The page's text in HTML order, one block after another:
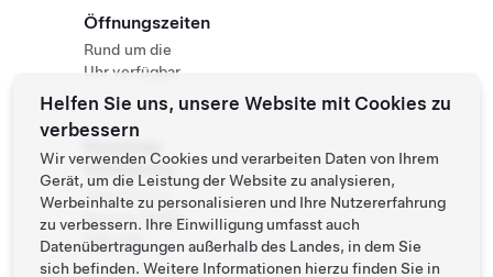
Öffnungszeiten
Rund um die
Uhr verfügbar
Assistance
Tesla Owner
Service: 0120-
312-441
Helfen Sie uns, unsere Website mit Cookies zu
verbessern
Wir verwenden Cookies und verarbeiten Daten von Ihrem
Gerät, um die Leistung der Website zu analysieren,
Werbeinhalte zu personalisieren und Ihre Nutzererfahrung
zu verbessern. Ihre Einwilligung umfasst auch
Datenübertragungen außerhalb des Landes, in dem Sie
sich befinden. Weitere Informationen hierzu finden Sie in